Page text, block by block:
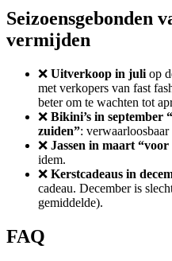
Seizoensgebonden
vermijden
❌ Uitverkoop in juli op
met verkopers van fast
beter om te wachten tot
❌ Bikini’s in september
zuiden”:
❌ Jassen in maart
idem.
❌ Kerstcadeaus in
cadeau. December is
gemiddelde).
FAQ